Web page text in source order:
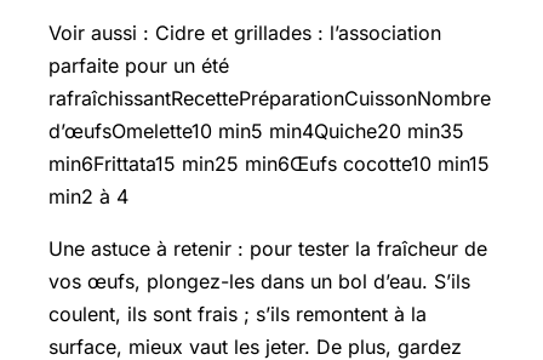
Voir aussi : Cidre et grillades : l’association
parfaite pour un été
rafraîchissantRecettePréparationCuissonNombre
d’œufsOmelette10 min5 min4Quiche20 min35
min6Frittata15 min25 min6Œufs cocotte10 min15
min2 à 4
Une astuce à retenir : pour tester la fraîcheur de
vos œufs, plongez-les dans un bol d’eau. S’ils
coulent, ils sont frais ; s’ils remontent à la
surface, mieux vaut les jeter. De plus, gardez